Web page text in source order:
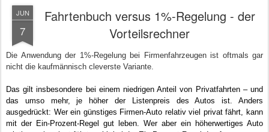
JUN
7
Fahrtenbuch versus 1%-Regelung - der
Vorteilsrechner
Die Anwendung der 1%-Regelung bei Firmenfahrzeugen ist oftmals gar
nicht die kaufmännisch cleverste Variante.
Das gilt insbesondere bei einem niedrigen Anteil von Privatfahrten –und
das umso mehr, je höher der Listenpreis
des Autos ist.Anders
ausgedrückt: Wer ein günstiges Firmen-Auto relativ viel privat fährt, kann
mit der Ein-Prozent-Regel gut leben. Wer aber ein höherwertiges Auto